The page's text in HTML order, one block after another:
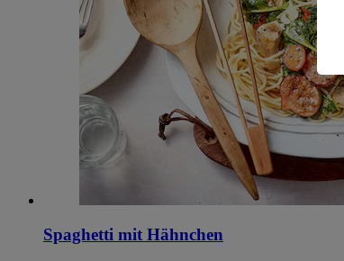
Spaghetti mit Hähnchen